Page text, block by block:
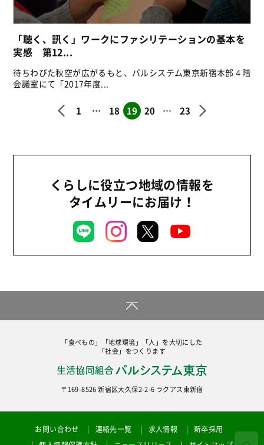
「聴く、訊く」ワークにファシリテーションの基本を
実感 第12...
待ちわびた秋空が広がるもと、パルシステム東京新宿本部４階
会議室にて「2017年度...
1 … 18 19 20 … 23
くらしに役立つ地域の情報を
タイムリーにお届け！
「食べもの」「地球環境」「人」を大切にした
「社会」をつくります
〒169-8526 新宿区大久保2-2-6 ラクアス東新宿
お問い合わせ 連絡先一覧 求人情報
新卒採用